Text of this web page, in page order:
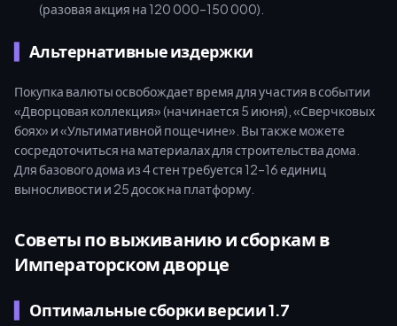
(разовая акция на 120 000–150 000).
Альтернативные издержки
Покупка валюты освобождает время для участия в событии
«Дворцовая коллекция» (начинается 5 июня), «Сверчковых
боях» и «Ультимативной пощечине». Вы также можете
сосредоточиться на материалах для строительства дома.
Для базового дома из 4 стен требуется 12–16 единиц
выносливости и 25 досок на платформу.
Советы по выживанию и сборкам в
Императорском дворце
Оптимальные сборки версии 1.7